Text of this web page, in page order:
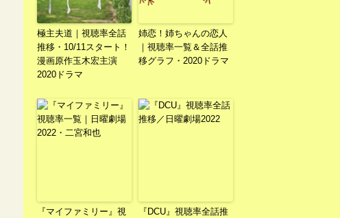
極主夫道｜視聴率全話
推移・10/11スタート！
漫画原作玉木宏主演
2020ドラマ
姉恋！姉ちゃんの恋人
｜視聴率一覧＆全話推
移グラフ・2020ドラマ
『マイファミリー』視
『DCU』視聴率全話推